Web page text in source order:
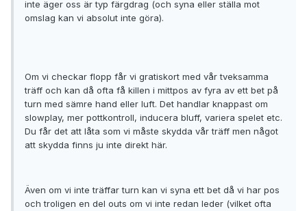
inte äger oss är typ färgdrag (och syna eller ställa mot
omslag kan vi absolut inte göra).
Om vi checkar flopp får vi gratiskort med vår tveksamma
träff och kan då ofta få killen i mittpos av fyra av ett bet på
turn med sämre hand eller luft. Det handlar knappast om
slowplay, mer pottkontroll, inducera bluff, variera spelet etc.
Du får det att låta som vi måste skydda vår träff men något
att skydda finns ju inte direkt här.
Även om vi inte träffar turn kan vi syna ett bet då vi har pos
och troligen en del outs om vi inte redan leder (vilket ofta